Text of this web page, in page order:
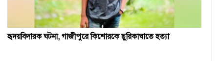
হৃদয়বিদারক ঘটনা, গাজীপুরে কিশোরকে ছুরিকাঘাতে হত্যা